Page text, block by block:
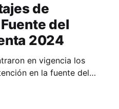
de
del
2024
en vigencia los
en la fuente del